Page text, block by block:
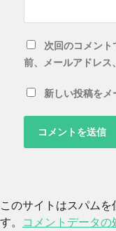
次回のコメン
前、メールアドレス
新しい投稿を
このサイトはスパム
す。
コメントデータ